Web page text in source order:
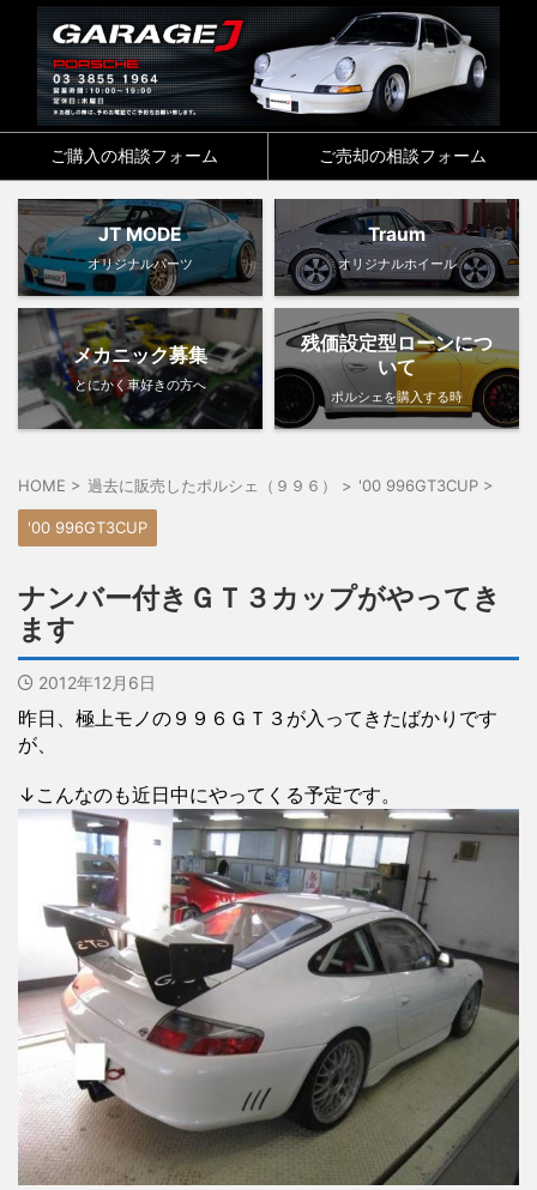
ご購入の相談フォーム ご売却の相談フォーム
JT MODE
オリジナルパーツ
Traum
オリジナルホイール
メカニック募集
とにかく車好きの方へ
残価設定型ローンにつ
いて
ポルシェを購入する時
HOME > 過去に販売したポルシェ（９９６） > '00 996GT3CUP >
'00 996GT3CUP
ナンバー付きＧＴ３カップがやってき
ます
2012年12月6日
昨日、極上モノの９９６ＧＴ３が入ってきたばかりです
が、
↓こんなのも近日中にやってくる予定です。